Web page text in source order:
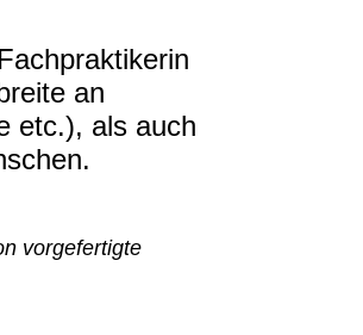
an
etc.), als auch
vorgefertigte